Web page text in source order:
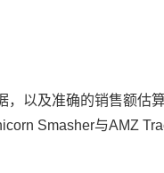
以及准确的销售额估
Smasher与AMZ